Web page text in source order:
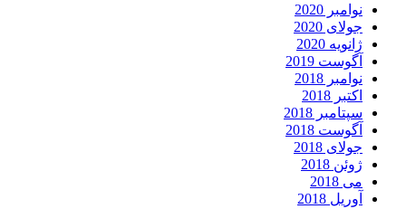
نوامبر 2020
جولای 2020
ژانویه 2020
آگوست 2019
نوامبر 2018
اکتبر 2018
سپتامبر 2018
آگوست 2018
جولای 2018
ژوئن 2018
می 2018
آوریل 2018